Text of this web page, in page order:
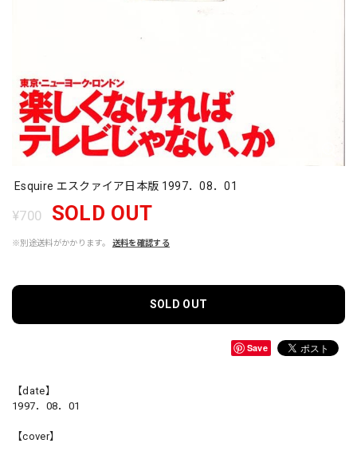
Esquire エスクァイア日本版 1997．08．01
¥700 SOLD OUT
※別途送料がかかります。 送料を確認する
SOLD OUT
Save
【date】
1997．08．01
【cover】